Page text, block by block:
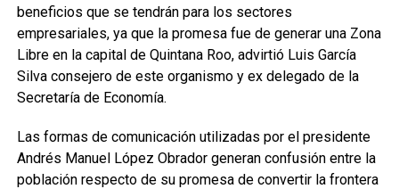
beneficios que se tendrán para los sectores
empresariales, ya que la promesa fue de generar una Zona
Libre en la capital de Quintana Roo, advirtió Luis García
Silva consejero de este organismo y ex delegado de la
Secretaría de Economía.
Las formas de comunicación utilizadas por el presidente
Andrés Manuel López Obrador generan confusión entre la
población respecto de su promesa de convertir la frontera